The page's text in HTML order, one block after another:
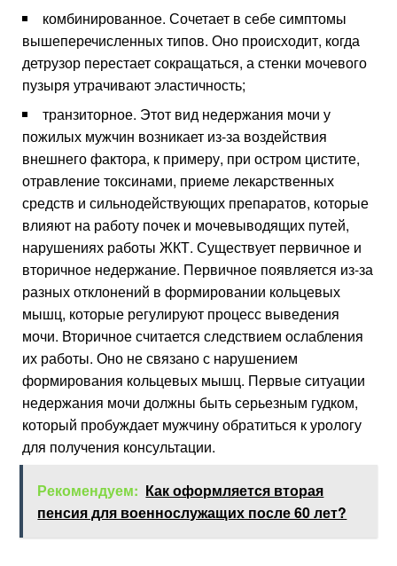
комбинированное. Сочетает в себе симптомы
вышеперечисленных типов. Оно происходит, когда
детрузор перестает сокращаться, а стенки мочевого
пузыря утрачивают эластичность;
транзиторное. Этот вид недержания мочи у
пожилых мужчин возникает из-за воздействия
внешнего фактора, к примеру, при остром цистите,
отравление токсинами, приеме лекарственных
средств и сильнодействующих препаратов, которые
влияют на работу почек и мочевыводящих путей,
нарушениях работы ЖКТ. Существует первичное и
вторичное недержание. Первичное появляется из-за
разных отклонений в формировании кольцевых
мышц, которые регулируют процесс выведения
мочи. Вторичное считается следствием ослабления
их работы. Оно не связано с нарушением
формирования кольцевых мышц. Первые ситуации
недержания мочи должны быть серьезным гудком,
который пробуждает мужчину обратиться к урологу
для получения консультации.
Рекомендуем: Как оформляется вторая
пенсия для военнослужащих после 60 лет?